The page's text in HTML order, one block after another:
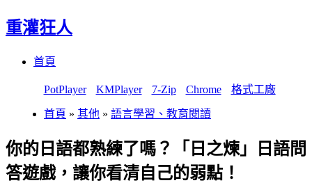
重灌狂人
首頁
PotPlayer KMPlayer 7-Zip Chrome 格式工廠
首頁 » 其他 » 語言學習、教育閱讀
你的日語都熟練了嗎？「日之煉」日語問
答遊戲，讓你看清自己的弱點！